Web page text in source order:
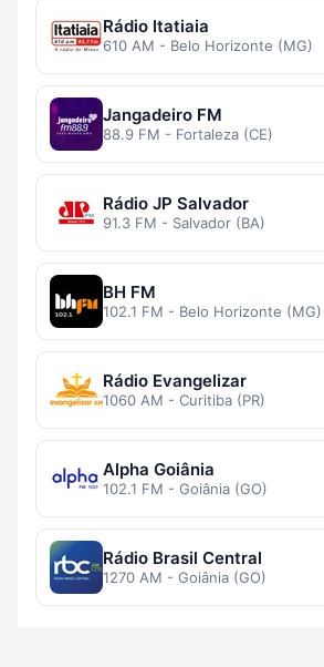
Rádio Itatiaia
610 AM - Belo Horizonte (MG)
Jangadeiro FM
88.9 FM - Fortaleza (CE)
Rádio JP Salvador
91.3 FM - Salvador (BA)
BH FM
102.1 FM - Belo Horizonte (MG)
Rádio Evangelizar
1060 AM - Curitiba (PR)
Alpha Goiânia
102.1 FM - Goiânia (GO)
Rádio Brasil Central
1270 AM - Goiânia (GO)